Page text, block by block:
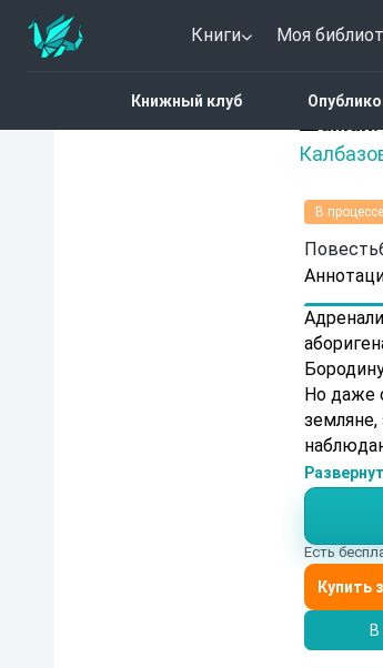
Книги Моя
Книжный клуб
Шаман.
Нет оценок
В
Повесть
Но даже
Он уже
пустоту.
Есть